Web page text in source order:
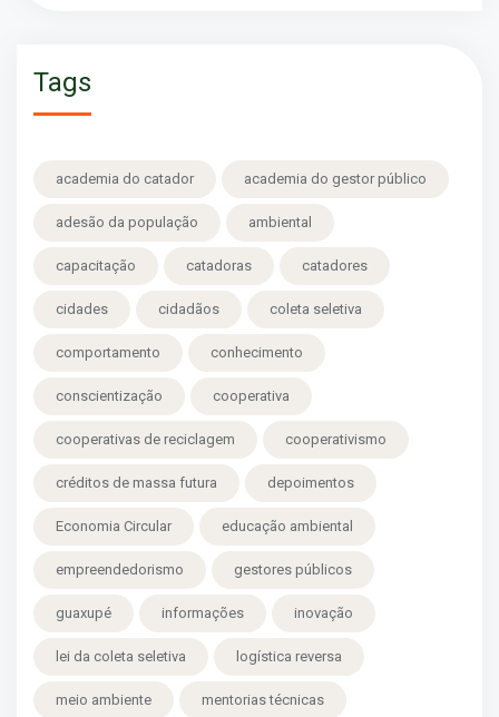
Tags
academia do catador academia do gestor público
adesão da população ambiental
capacitação catadoras catadores
cidades cidadãos coleta seletiva
comportamento conhecimento
conscientização cooperativa
cooperativas de reciclagem cooperativismo
créditos de massa futura depoimentos
Economia Circular educação ambiental
empreendedorismo gestores públicos
guaxupé informações inovação
lei da coleta seletiva logística reversa
meio ambiente mentorias técnicas